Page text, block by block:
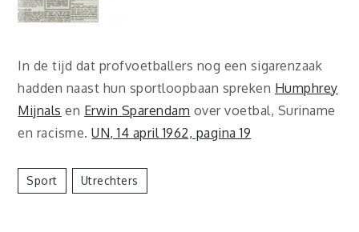
In de tijd dat profvoetballers nog een sigarenzaak
hadden naast hun sportloopbaan spreken Humphrey
Mijnals en Erwin Sparendam over voetbal, Suriname
en racisme.UN, 14 april 1962, pagina 19
Sport Utrechters